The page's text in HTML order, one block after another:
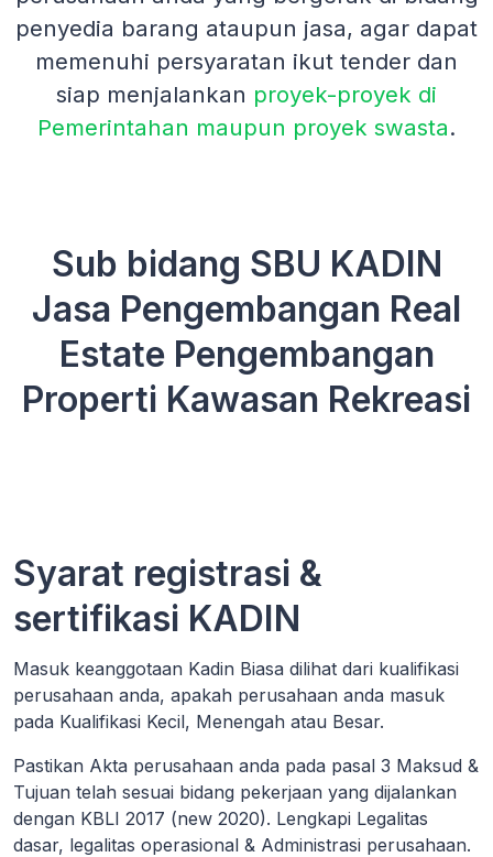
penyedia barang ataupun jasa, agar dapat
memenuhi persyaratan ikut tender dan
siap menjalankan proyek-proyek di
Pemerintahan maupun proyek swasta.
Sub bidang SBU KADIN
Jasa Pengembangan Real
Estate Pengembangan
Properti Kawasan Rekreasi
Syarat registrasi &
sertifikasi KADIN
Masuk keanggotaan Kadin Biasa dilihat dari kualifikasi
perusahaan anda, apakah perusahaan anda masuk
pada Kualifikasi Kecil, Menengah atau Besar.
Pastikan Akta perusahaan anda pada pasal 3 Maksud &
Tujuan telah sesuai bidang pekerjaan yang dijalankan
dengan KBLI 2017 (new 2020). Lengkapi Legalitas
dasar, legalitas operasional & Administrasi perusahaan.